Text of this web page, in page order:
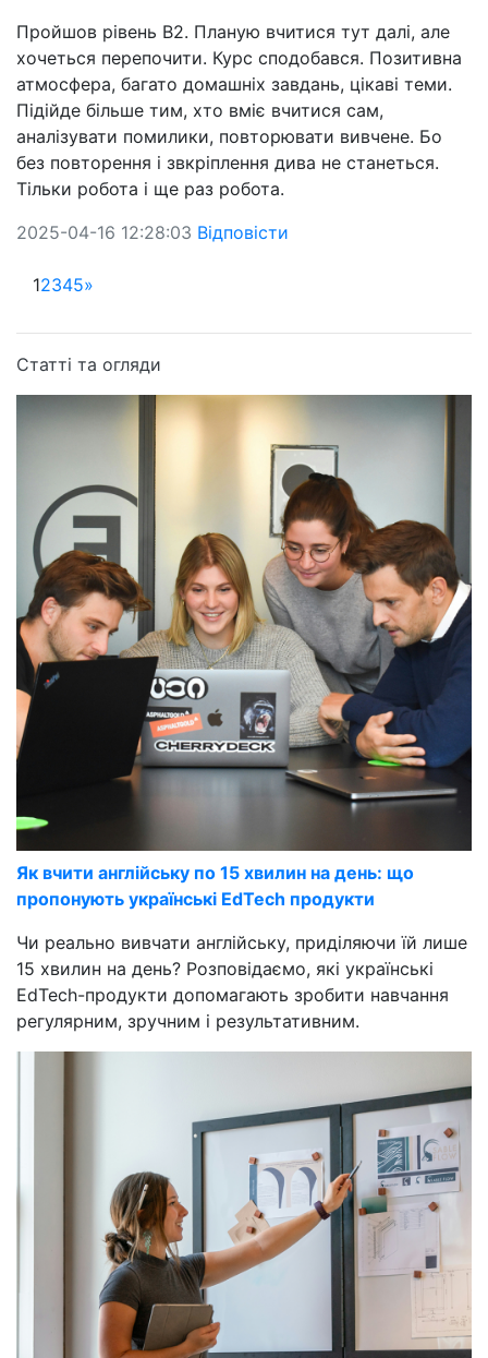
Пройшов рівень B2. Планую вчитися тут далі, але
хочеться перепочити. Курс сподобався. Позитивна
атмосфера, багато домашніх завдань, цікаві теми.
Підійде більше тим, хто вміє вчитися сам,
аналізувати помилики, повторювати вивчене. Бо
без повторення і звкріплення дива не станеться.
Тільки робота і ще раз робота.
2025-04-16 12:28:03 Відповісти
12345»
Статті та огляди
Як вчити англійську по 15 хвилин на день: що
пропонують українські EdTech продукти
Чи реально вивчати англійську, приділяючи їй лише
15 хвилин на день? Розповідаємо, які українські
EdTech-продукти допомагають зробити навчання
регулярним, зручним і результативним.